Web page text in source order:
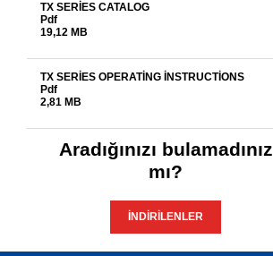
TX SERIES CATALOG
Pdf
19,12 MB
TX SERIES OPERATING INSTRUCTIONS
Pdf
2,81 MB
Aradığınızı bulamadınız
mı?
İNDIRILENLER